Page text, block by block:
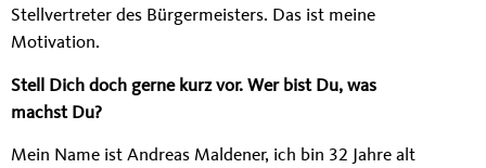
Stellvertreter des Bürgermeisters. Das ist meine
Motivation.
Stell Dich doch gerne kurz vor. Wer bist Du, was
machst Du?
Mein Name ist Andreas Maldener, ich bin 32 Jahre alt